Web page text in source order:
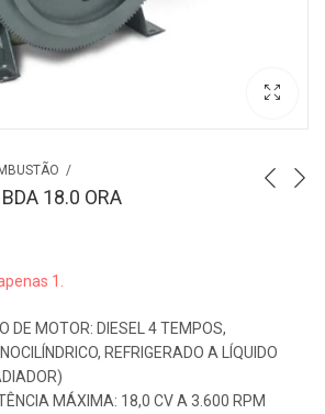
18.0 ORA
1.
DE MOTOR: DIESEL 4 TEMPOS,
REFRIGERADO A LÍQUIDO
MÁXIMA: 18,0 CV A 3.600 RPM